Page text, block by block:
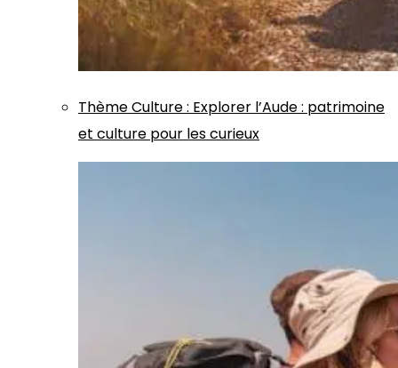
ThèmeCulture: Explorer l’Aude : patrimoine
et culture pour les curieux